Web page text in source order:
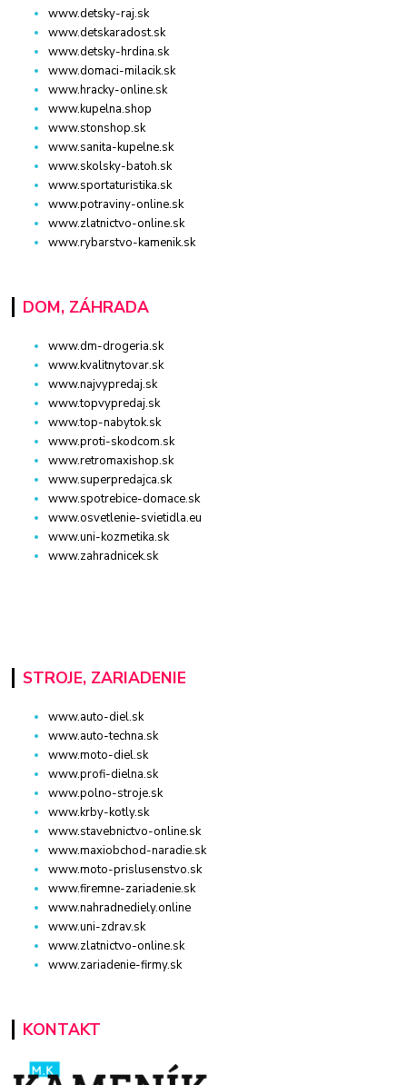
www.detsky-raj.sk
www.detskaradost.sk
www.detsky-hrdina.sk
www.domaci-milacik.sk
www.hracky-online.sk
www.kupelna.shop
www.stonshop.sk
www.sanita-kupelne.sk
www.skolsky-batoh.sk
www.sportaturistika.sk
www.potraviny-online.sk
www.zlatnictvo-online.sk
www.rybarstvo-kamenik.sk
DOM, ZÁHRADA
www.dm-drogeria.sk
www.kvalitnytovar.sk
www.najvypredaj.sk
www.topvypredaj.sk
www.top-nabytok.sk
www.proti-skodcom.sk
www.retromaxishop.sk
www.superpredajca.sk
www.spotrebice-domace.sk
www.osvetlenie-svietidla.eu
www.uni-kozmetika.sk
www.zahradnicek.sk
STROJE, ZARIADENIE
www.auto-diel.sk
www.auto-techna.sk
www.moto-diel.sk
www.profi-dielna.sk
www.polno-stroje.sk
www.krby-kotly.sk
www.stavebnictvo-online.sk
www.maxiobchod-naradie.sk
www.moto-prislusenstvo.sk
www.firemne-zariadenie.sk
www.nahradnediely.online
www.uni-zdrav.sk
www.zlatnictvo-online.sk
www.zariadenie-firmy.sk
KONTAKT